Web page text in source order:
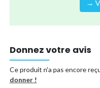
aux pieds ovales, une
saleté de pénétrer, ainsi que
Forme
→
Donnez votre avis
Ce produit n'a pas encore
donner !